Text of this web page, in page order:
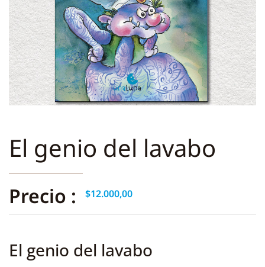
El genio del lavabo
Precio : $12.000,00
El genio del lavabo